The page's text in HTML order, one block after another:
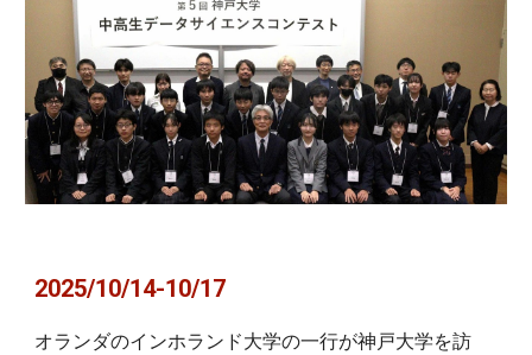
2025/10/14-10/17
オランダのインホランド大学の一行が神戸大学を訪